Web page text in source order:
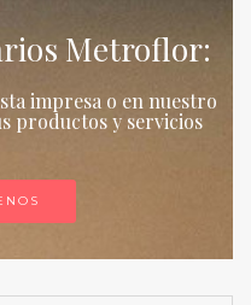
Metroflor:
impresa o en nuestro
productos y servicios